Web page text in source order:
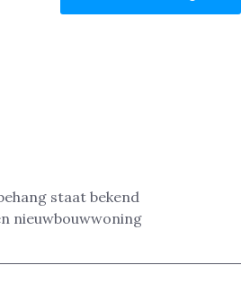
staat bekend
nieuwbouwwoning